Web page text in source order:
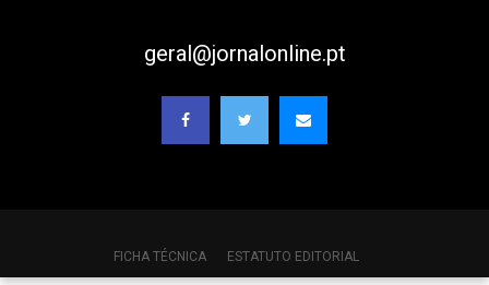
geral@jornalonline.pt
FICHA TÉCNICA ESTATUTO EDITORIAL